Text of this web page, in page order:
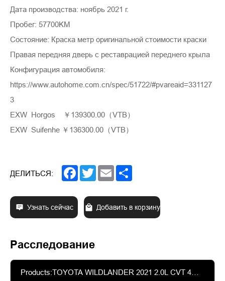
Дата производства: ноябрь 2021 г.
Пробег: 57700KM
Состояние: Краска метр оригинальной стоимости краски
Правая передняя дверь с реставрацией переднего крыла
Конфигурация автомобиля:
https://www.autohome.com.cn/spec/51722/#pvareaid=331127
3
EXW Horgos ￥139300.00（VTB）
EXW Suifenhe ￥136300.00（VTB）
ДЕЛИТЬСЯ: Facebook
TwitterEmail
Узнать сейчас Добавить в корзину
Расследование